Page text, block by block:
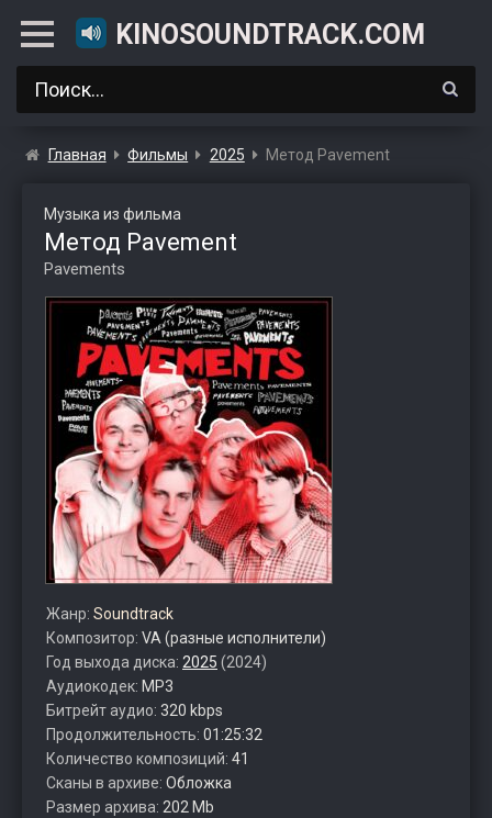
KINOSOUNDTRACK.COM
Главная Фильмы 2025 Метод Pavement
Музыка из фильма
Метод Pavement
Pavements
Жанр: Soundtrack
Композитор: VA (разные исполнители)
Год выхода диска: 2025 (2024)
Аудиокодек: MP3
Битрейт аудио: 320 kbps
Продолжительность: 01:25:32
Количество композиций: 41
Сканы в архиве: Обложка
Размер архива: 202 Mb